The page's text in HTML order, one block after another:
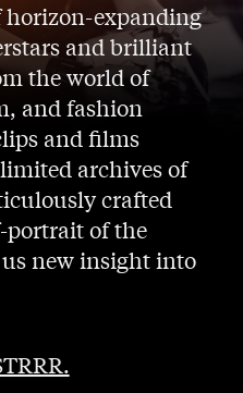
horizon-expanding
and brilliant
the world of
and fashion
and films
archives of
crafted
portrait of the
new insight into